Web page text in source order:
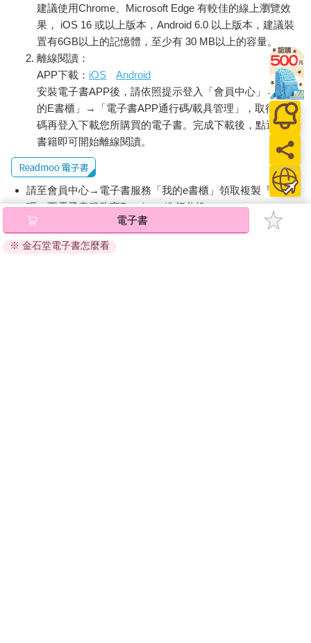
建議使用Chrome、Microsoft Edge 有較佳的線上瀏覽效
果， iOS 16 或以上版本，Android 6.0 以上版本，建議裝
置有6GB以上的記憶體，至少有 30 MB以上的容量。
離線閱讀：
APP下載： iOS
Android
安裝電子書APP後，請依照提示登入「會員中心」→「我
的E書櫃」→「電子書APP通行碼/載具管理」，取得通行
碼再登入下載您所購買的電子書。完成下載後，點選任一
書籍即可開始離線閱讀。
請至會員中心→電子書服務「我的e書櫃」領取複製『兌換
碼』至電子書服務商Readmoo進行兌換。
退換貨須知：
因版權保護，您在金石堂所購買的電子書僅能以金石堂專屬
電子書
※ 金石堂電子書怎麼看